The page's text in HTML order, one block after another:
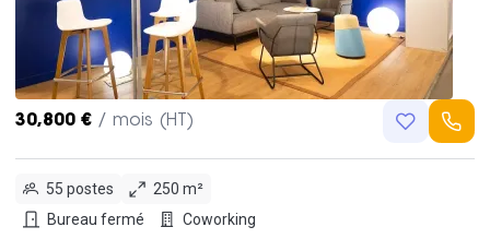
30,800 € / mois (HT)
55 postes
250 m²
Bureau fermé
Coworking